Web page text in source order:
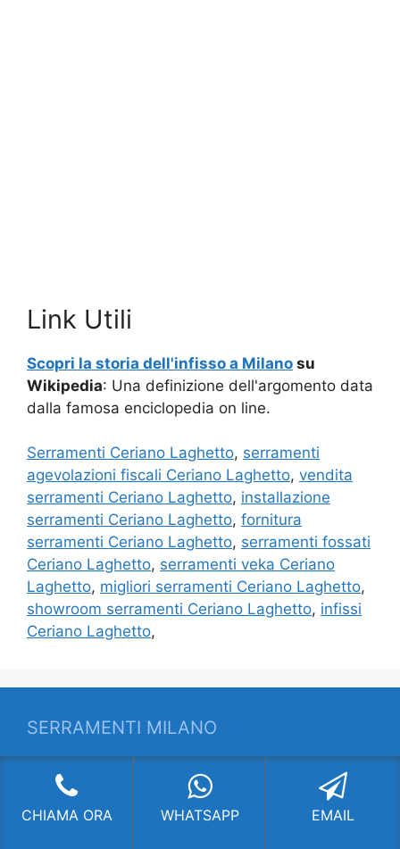
Link Utili
Scopri la storia dell'infisso a Milano su
Wikipedia: Una definizione dell'argomento data
dalla famosa enciclopedia on line.
Serramenti Ceriano Laghetto, serramenti
agevolazioni fiscali Ceriano Laghetto, vendita
serramenti Ceriano Laghetto, installazione
serramenti Ceriano Laghetto, fornitura
serramenti Ceriano Laghetto, serramenti fossati
Ceriano Laghetto, serramenti veka Ceriano
Laghetto, migliori serramenti Ceriano Laghetto,
showroom serramenti Ceriano Laghetto, infissi
Ceriano Laghetto,
SERRAMENTI MILANO
Fornitura di serramenti di altissima qualità con
soluzioni all’avanguardia. Chiama per
informazioni!
CHIAMA ORA WHATSAPP EMAIL